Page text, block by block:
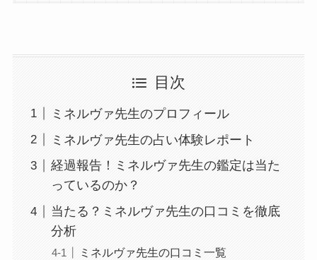
目次
ミネルヴァ先生のプロフィール
ミネルヴァ先生の占い体験レポート
経過報告！ミネルヴァ先生の鑑定は当た
っているのか？
当たる？ミネルヴァ先生の口コミを徹底
分析
ミネルヴァ先生の口コミ一覧